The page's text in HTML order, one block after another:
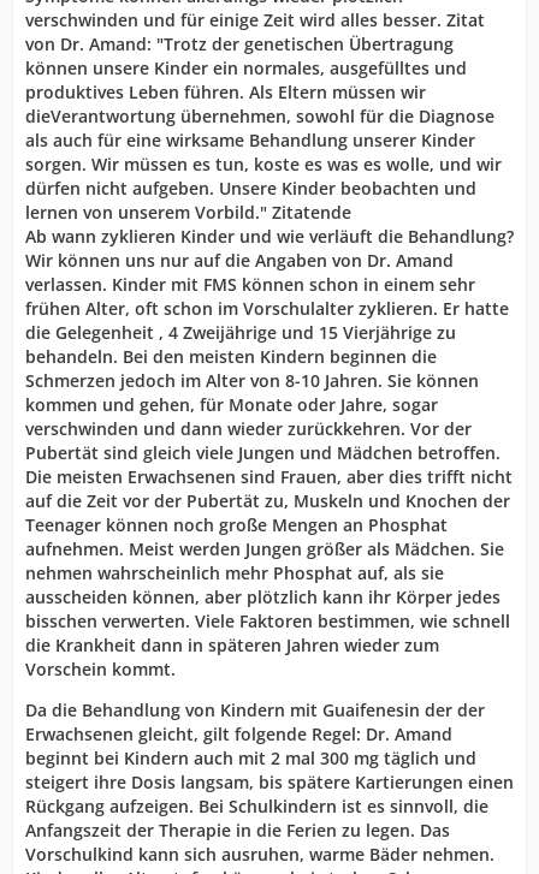
verschwinden und für einige Zeit wird alles besser. Zitat
von Dr. Amand: "Trotz der genetischen Übertragung
können unsere Kinder ein normales, ausgefülltes und
produktives Leben führen. Als Eltern müssen wir
dieVerantwortung übernehmen, sowohl für die Diagnose
als auch für eine wirksame Behandlung unserer Kinder
sorgen. Wir müssen es tun, koste es was es wolle, und wir
dürfen nicht aufgeben. Unsere Kinder beobachten und
lernen von unserem Vorbild." Zitatende
Ab wann zyklieren Kinder und wie verläuft die Behandlung?
Wir können uns nur auf die Angaben von Dr. Amand
verlassen. Kinder mit FMS können schon in einem sehr
frühen Alter, oft schon im Vorschulalter zyklieren. Er hatte
die Gelegenheit , 4 Zweijährige und 15 Vierjährige zu
behandeln. Bei den meisten Kindern beginnen die
Schmerzen jedoch im Alter von 8-10 Jahren. Sie können
kommen und gehen, für Monate oder Jahre, sogar
verschwinden und dann wieder zurückkehren. Vor der
Pubertät sind gleich viele Jungen und Mädchen betroffen.
Die meisten Erwachsenen sind Frauen, aber dies trifft nicht
auf die Zeit vor der Pubertät zu, Muskeln und Knochen der
Teenager können noch große Mengen an Phosphat
aufnehmen. Meist werden Jungen größer als Mädchen. Sie
nehmen wahrscheinlich mehr Phosphat auf, als sie
ausscheiden können, aber plötzlich kann ihr Körper jedes
bisschen verwerten. Viele Faktoren bestimmen, wie schnell
die Krankheit dann in späteren Jahren wieder zum
Vorschein kommt.
Da die Behandlung von Kindern mit Guaifenesin der der
Erwachsenen gleicht, gilt folgende Regel: Dr. Amand
beginnt bei Kindern auch mit 2 mal 300 mg täglich und
steigert ihre Dosis langsam, bis spätere Kartierungen einen
Rückgang aufzeigen. Bei Schulkindern ist es sinnvoll, die
Anfangszeit der Therapie in die Ferien zu legen. Das
Vorschulkind kann sich ausruhen, warme Bäder nehmen.